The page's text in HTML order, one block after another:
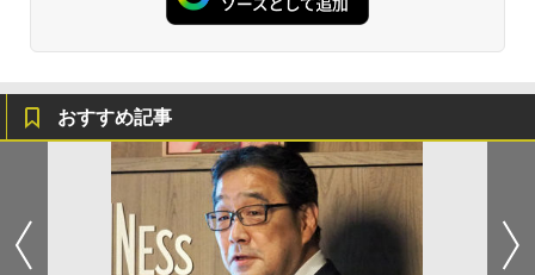
おすすめ記事